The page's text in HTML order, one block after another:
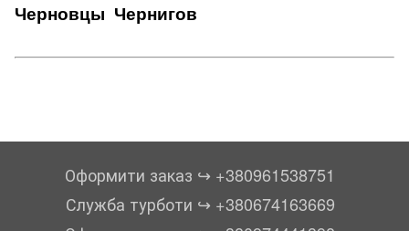
Черновцы Чернигов
Оформити заказ ↪︎ +380961538751
Служба турботи ↪︎ +380674163669